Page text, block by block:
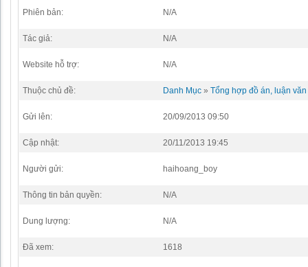
Phiên bản: N/A
Tác giả: N/A
Website hỗ trợ: N/A
Thuộc chủ đề: Danh Mục» Tổng hợp đồ án, luận
Gửi lên: 20/09/2013 09:50
Cập nhật: 20/11/2013 19:45
Người gửi: haihoang_boy
Thông tin bản quyền: N/A
Dung lượng: N/A
Đã xem: 1618